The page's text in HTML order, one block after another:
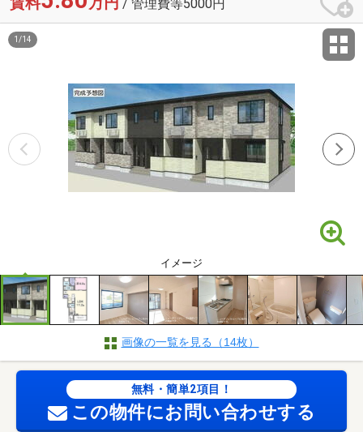
/ 管理費等5000円
イメージ
1 /14
画像の一覧を見る（14枚）
無料・簡単2項目！
この物件にお問い合わせする